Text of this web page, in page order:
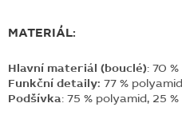
MATERIÁL:
Hlavní materiál (bouclé): 70
Funkční detaily: 77 %
Podšívka: 75 % polyamid, 25